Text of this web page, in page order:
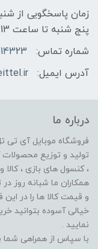
پنج شنبه تا ساعت 13
شماره تماس:
آدرس ایمیل:
درباره ما
، کنسول های بازی ، کالا
همکاران ما شبانه روز
و قیمت کالا ها را در این
خیالی آسوده بتوانید
نمایید .
با سپاس از همراهی شما